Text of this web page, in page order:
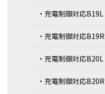
・充電制御対応B19L
・充電制御対応B19R
・充電制御対応B20L
・充電制御対応B20R